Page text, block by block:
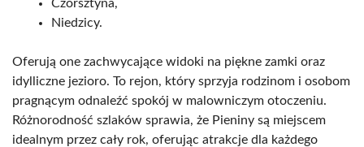
Czorsztyna,
Niedzicy.
Oferują one zachwycające widoki na piękne zamki oraz
idylliczne jezioro. To rejon, który sprzyja rodzinom i osobom
pragnącym odnaleźć spokój w malowniczym otoczeniu.
Różnorodność szlaków sprawia, że Pieniny są miejscem
idealnym przez cały rok, oferując atrakcje dla każdego